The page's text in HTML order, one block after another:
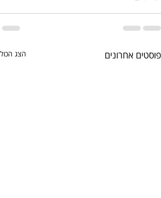
פוסטים אחרונים הצג הכול